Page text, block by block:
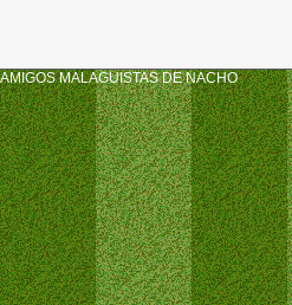
AMIGOS MALAGUISTAS DE NACHO